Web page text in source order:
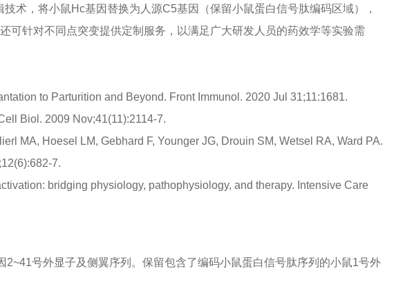
术，将小鼠Hc基因替换为人源C5基因（保留小鼠蛋白信号肽编码区域），
可针对不同点突变提供定制服务，以满足广大研发人员的药效学等实验需
to Parturition and Beyond. Front Immunol. 2020 Jul 31;11:1681.
Biol. 2009 Nov;41(11):2114-7.
MA, Hoesel LM, Gebhard F, Younger JG, Drouin SM, Wetsel RA, Ward PA.
7.
bridging physiology, pathophysiology, and therapy. Intensive Care
号外显子及侧翼序列。保留包含了编码小鼠蛋白信号肽序列的小鼠1号外